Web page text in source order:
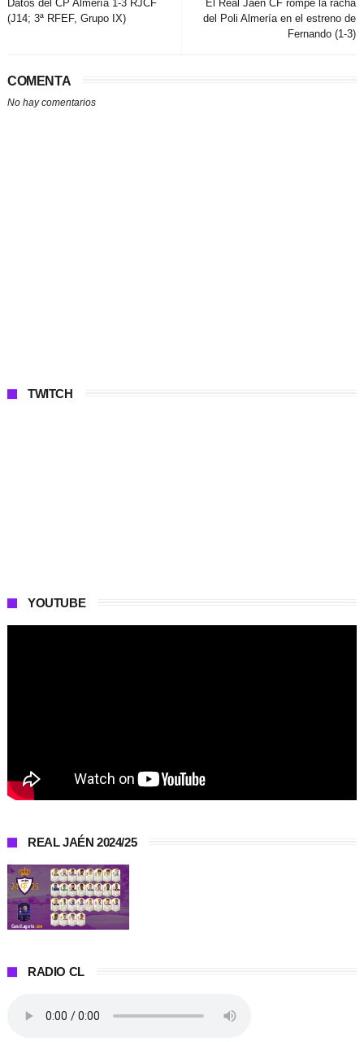
El Real Jaén CF rompe la racha
del Poli Almería en el estreno de
Fernando (1-3)
Datos del CP Almería 1-3 RJCF
(J14; 3ª RFEF, Grupo IX)
COMENTA
No hay comentarios
TWITCH
YOUTUBE
REAL JAÉN 2024/25
RADIO CL